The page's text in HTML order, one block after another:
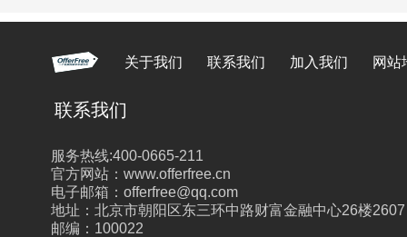
关于我们 联系我们 加入我们 网站
服务热线:400-0665-211
官方网站：www.offerfree.cn
电子邮箱：offerfree@qq.com
地址：北京市朝阳区东三环中路财富金融中心26楼2607
邮编：100022
联系我们